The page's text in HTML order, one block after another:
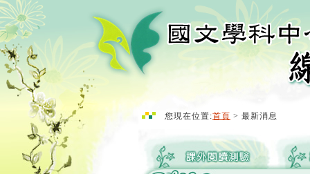
您現在位置:首頁 > 最新消息